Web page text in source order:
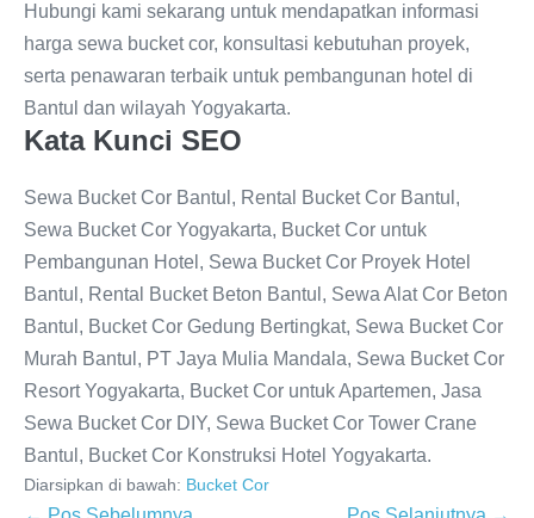
Hubungi kami sekarang untuk mendapatkan informasi
harga sewa bucket cor, konsultasi kebutuhan proyek,
serta penawaran terbaik untuk pembangunan hotel di
Bantul dan wilayah Yogyakarta.
Kata Kunci SEO
Sewa Bucket Cor Bantul, Rental Bucket Cor Bantul,
Sewa Bucket Cor Yogyakarta, Bucket Cor untuk
Pembangunan Hotel, Sewa Bucket Cor Proyek Hotel
Bantul, Rental Bucket Beton Bantul, Sewa Alat Cor Beton
Bantul, Bucket Cor Gedung Bertingkat, Sewa Bucket Cor
Murah Bantul, PT Jaya Mulia Mandala, Sewa Bucket Cor
Resort Yogyakarta, Bucket Cor untuk Apartemen, Jasa
Sewa Bucket Cor DIY, Sewa Bucket Cor Tower Crane
Bantul, Bucket Cor Konstruksi Hotel Yogyakarta.
Diarsipkan di bawah: Bucket Cor